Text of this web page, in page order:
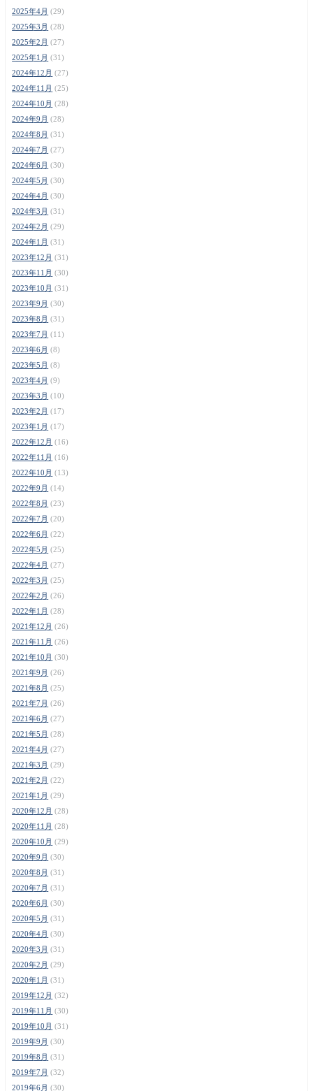
2025年4月 (29)
2025年3月 (28)
2025年2月 (27)
2025年1月 (31)
2024年12月 (27)
2024年11月 (25)
2024年10月 (28)
2024年9月 (28)
2024年8月 (31)
2024年7月 (27)
2024年6月 (30)
2024年5月 (30)
2024年4月 (30)
2024年3月 (31)
2024年2月 (29)
2024年1月 (31)
2023年12月 (31)
2023年11月 (30)
2023年10月 (31)
2023年9月 (30)
2023年8月 (31)
2023年7月 (11)
2023年6月 (8)
2023年5月 (8)
2023年4月 (9)
2023年3月 (10)
2023年2月 (17)
2023年1月 (17)
2022年12月 (16)
2022年11月 (16)
2022年10月 (13)
2022年9月 (14)
2022年8月 (23)
2022年7月 (20)
2022年6月 (22)
2022年5月 (25)
2022年4月 (27)
2022年3月 (25)
2022年2月 (26)
2022年1月 (28)
2021年12月 (26)
2021年11月 (26)
2021年10月 (30)
2021年9月 (26)
2021年8月 (25)
2021年7月 (26)
2021年6月 (27)
2021年5月 (28)
2021年4月 (27)
2021年3月 (29)
2021年2月 (22)
2021年1月 (29)
2020年12月 (28)
2020年11月 (28)
2020年10月 (29)
2020年9月 (30)
2020年8月 (31)
2020年7月 (31)
2020年6月 (30)
2020年5月 (31)
2020年4月 (30)
2020年3月 (31)
2020年2月 (29)
2020年1月 (31)
2019年12月 (32)
2019年11月 (30)
2019年10月 (31)
2019年9月 (30)
2019年8月 (31)
2019年7月 (32)
2019年6月 (30)